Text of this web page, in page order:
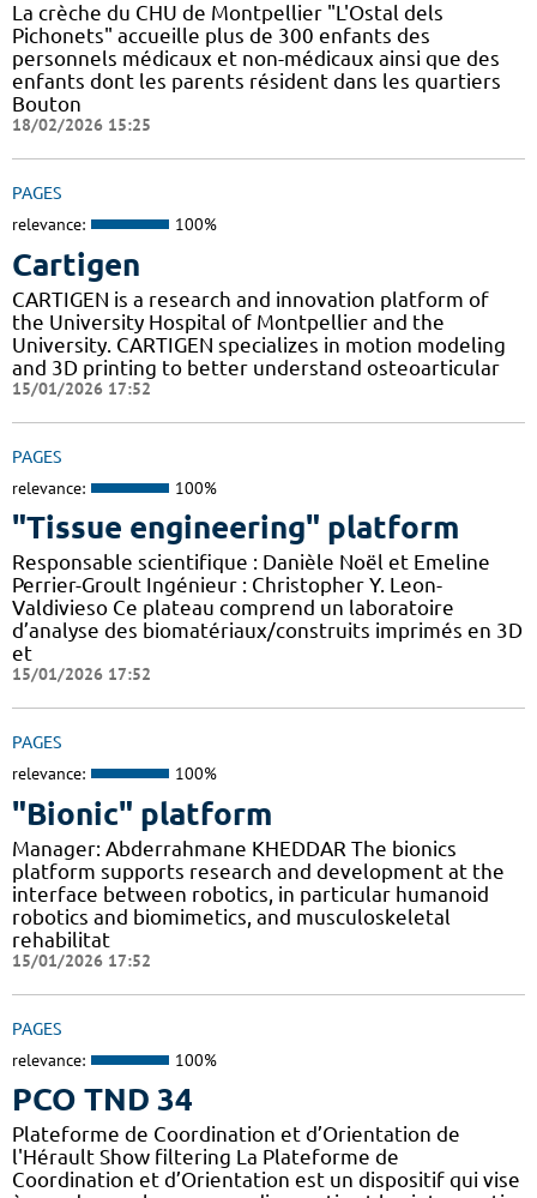
La crèche du CHU de Montpellier "L'Ostal dels
Pichonets" accueille plus de 300 enfants des
personnels médicaux et non-médicaux ainsi que des
enfants dont les parents résident dans les quartiers
Bouton
18/02/2026 15:25
PAGES
relevance: 100%
Cartigen
CARTIGEN is a research and innovation platform of
the University Hospital of Montpellier and the
University. CARTIGEN specializes in motion modeling
and 3D printing to better understand osteoarticular
15/01/2026 17:52
PAGES
relevance: 100%
"Tissue engineering" platform
Responsable scientifique : Danièle Noël et Emeline
Perrier-Groult Ingénieur : Christopher Y. Leon-
Valdivieso Ce plateau comprend un laboratoire
d’analyse des biomatériaux/construits imprimés en 3D
et
15/01/2026 17:52
PAGES
relevance: 100%
"Bionic" platform
Manager: Abderrahmane KHEDDAR The bionics
platform supports research and development at the
interface between robotics, in particular humanoid
robotics and biomimetics, and musculoskeletal
rehabilitat
15/01/2026 17:52
PAGES
relevance: 100%
PCO TND 34
Plateforme de Coordination et d’Orientation de
l'Hérault Show filtering La Plateforme de
Coordination et d’Orientation est un dispositif qui vise